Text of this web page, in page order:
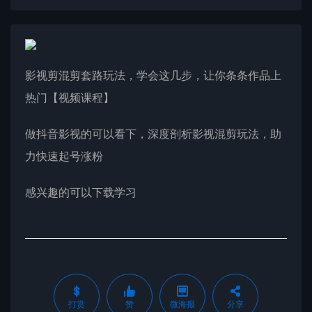
影视剪混剪套路玩法，学会这几步，让你条条作品上
热门【视频课程】
做抖音影视的可以看下，深度剖析影视混剪玩法，助
力快速起号涨粉
感兴趣的可以下载学习
打赏 赞 微海报 分享